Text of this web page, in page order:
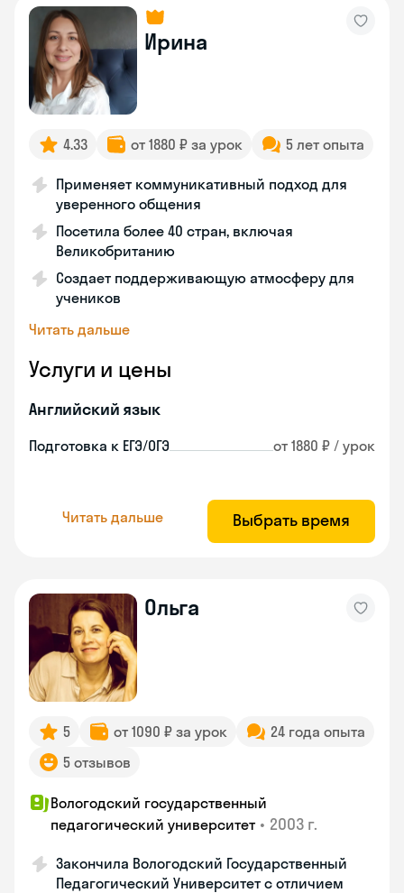
Ирина
4.33 от 1880 ₽ за урок 5 лет опыта
Применяет коммуникативный подход для
уверенного общения
Посетила более 40 стран, включая
Великобританию
Создает поддерживающую атмосферу для
учеников
Читать дальше
Услуги и цены
Английский язык
Подготовка к ЕГЭ/ОГЭ от 1880 ₽ / урок
Читать дальше Выбрать время
Ольга
5 от 1090 ₽ за урок
24 года опыта
5 отзывов
Вологодский государственный
педагогический университет • 2003 г.
Закончила Вологодский Государственный
Педагогический Университет с отличием